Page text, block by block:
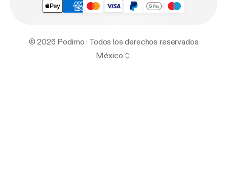
© 2026 Podimo · Todos los derechos reservados
México